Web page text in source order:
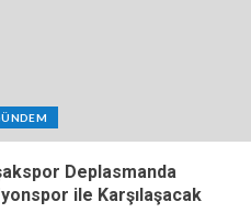
Deplasmanda
ile Karşılaşacak